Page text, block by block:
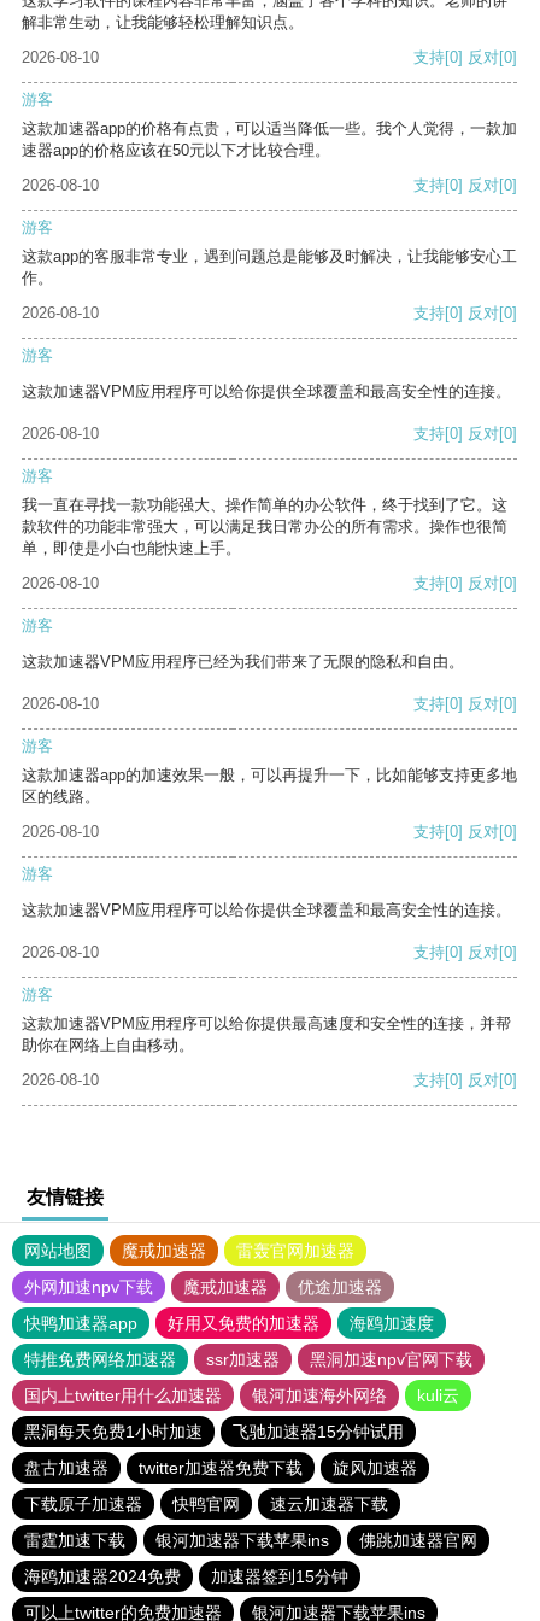
解非常生动，让我能够轻松理解知识点。
2026-08-10
支持[0] 反对[0]
游客
这款加速器app的价格有点贵，可以适当降低一些。我个人觉得，一款加
速器app的价格应该在50元以下才比较合理。
2026-08-10
支持[0] 反对[0]
游客
这款app的客服非常专业，遇到问题总是能够及时解决，让我能够安心工
作。
2026-08-10
支持[0] 反对[0]
游客
这款加速器VPM应用程序可以给你提供全球覆盖和最高安全性的连接。
2026-08-10 支持[0] 反对[0]
游客
我一直在寻找一款功能强大、操作简单的办公软件，终于找到了它。这
款软件的功能非常强大，可以满足我日常办公的所有需求。操作也很简
单，即使是小白也能快速上手。
2026-08-10
支持[0] 反对[0]
游客
这款加速器VPM应用程序已经为我们带来了无限的隐私和自由。
2026-08-10 支持[0] 反对[0]
游客
这款加速器app的加速效果一般，可以再提升一下，比如能够支持更多地
区的线路。
2026-08-10
支持[0] 反对[0]
游客
这款加速器VPM应用程序可以给你提供全球覆盖和最高安全性的连接。
2026-08-10 支持[0] 反对[0]
游客
这款加速器VPM应用程序可以给你提供最高速度和安全性的连接，并帮
助你在网络上自由移动。
2026-08-10
支持[0] 反对[0]
友情链接
网站地图 魔戒加速器
雷轰官网加速器
外网加速npv下载
魔戒加速器
优途加速器
快鸭加速器app
好用又免费的加速器
海鸥加速度
特推免费网络加速器
ssr加速器
黑洞加速npv官网下载
国内上twitter用什么加速器
银河加速海外网络
kuli云
黑洞每天免费1小时加速
飞驰加速器15分钟试用
盘古加速器
twitter加速器免费下载
旋风加速器
下载原子加速器
快鸭官网
速云加速器下载
雷霆加速下载
银河加速器下载苹果ins
佛跳加速器官网
海鸥加速器2024免费
加速器签到15分钟
可以上twitter的免费加速器
银河加速器下载苹果ins